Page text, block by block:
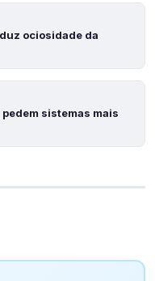
ociosidade da
sistemas mais